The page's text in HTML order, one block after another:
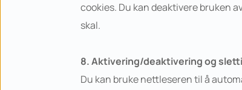
cookies. Du kan deaktivere bruken
skal.
8. Aktivering/deaktivering og
Du kan bruke nettleseren til å